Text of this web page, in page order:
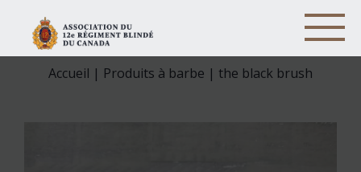
Accueil | Produits à barbe | the black brush